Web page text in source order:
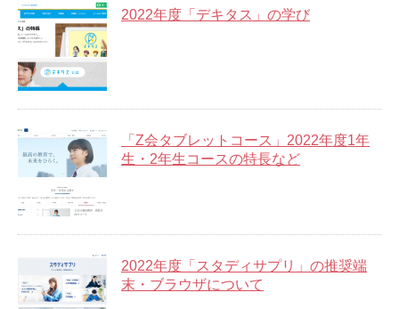
2022年度「デキタス」の学び
「Z会タブレットコース」2022年度1年
生・2年生コースの特長など
2022年度「スタディサプリ」の推奨端
末・ブラウザについて